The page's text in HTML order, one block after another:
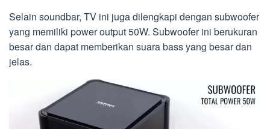
Selain soundbar, TV ini juga dilengkapi dengan subwoofer
yang memiliki power output 50W. Subwoofer ini berukuran
besar dan dapat memberikan suara bass yang besar dan
jelas.